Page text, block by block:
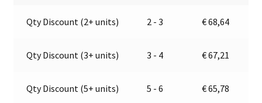
24V
Jokon
aantal
t
v
Qty Discount (2+ units) 2 - 3 €68,64
Qty Discount (3+ units) 3 - 4 €67,21
Qty Discount (5+ units) 5 - 6 €65,78